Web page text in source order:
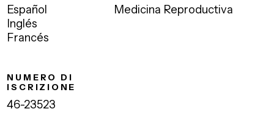
Español
Inglés
Francés
Medicina Reproductiva
NUMERO DI
ISCRIZIONE
46-23523